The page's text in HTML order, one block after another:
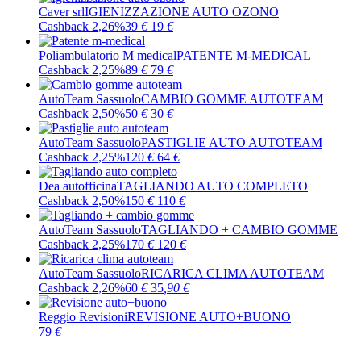
Caver srlIGIENIZZAZIONE AUTO OZONO
Cashback 2,26%39 € 19 €
Poliambulatorio M medicalPATENTE M-MEDICAL
Cashback 2,25%89 € 79 €
AutoTeam SassuoloCAMBIO GOMME AUTOTEAM
Cashback 2,50%50 € 30 €
AutoTeam SassuoloPASTIGLIE AUTO AUTOTEAM
Cashback 2,25%120 € 64 €
Dea autofficinaTAGLIANDO AUTO COMPLETO
Cashback 2,50%150 € 110 €
AutoTeam SassuoloTAGLIANDO + CAMBIO GOMME
Cashback 2,25%170 € 120 €
AutoTeam SassuoloRICARICA CLIMA AUTOTEAM
Cashback 2,26%60 € 35 ,90 €
Reggio RevisioniREVISIONE AUTO+BUONO
79 €